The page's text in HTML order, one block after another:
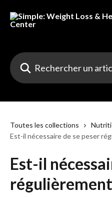
Rechercher un article...
Toutes les collections
Est-il nécessaire de se peser
Est-il